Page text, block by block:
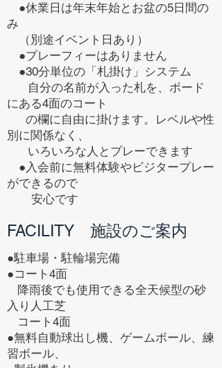
●休業日は年末年始とお盆の5日間の
み
（別途イベント日あり）
●プレーフィーはありません
●30分単位の「札掛け」システム
自分の名前が入った札を、ボード
にある4面のコート
の欄に自由に掛けます。 レベルや性
別に関係なく、
いろいろな人とプレーできます
●入会前に無料体験やビジタープレー
ができるので
安心です
FACILITY 施設のご案内
●駐車場・駐輪場完備
●コート4面
降雨後でも使用 できる全天候型の砂
入り人工芝
コート4面
●無料自動球出し機、ゲームボール、練
習ボール、